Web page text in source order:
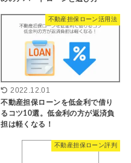
不動産担保ローン活用法
2022.12.01
不動産担保ローンを低金利で借り
るコツ10選。低金利の方が返済負
担は軽くなる！
不動産担保ローン評判